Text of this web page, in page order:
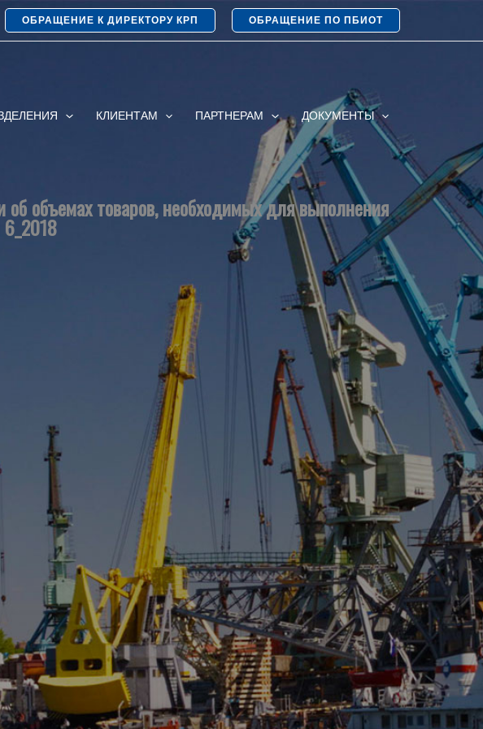
ОБРАЩЕНИЕ К ДИРЕКТОРУ КРП ОБРАЩЕНИЕ ПО ПБИОТ
КЛИЕНТАМ ПАРТНЕРАМ ДОКУМЕНТЫ
объемах товаров, необходимых для выполнения